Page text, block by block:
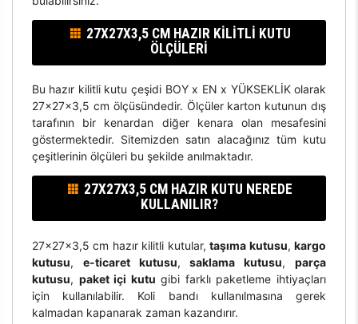
27X27X3,5 CM HAZIR KILITLI KUTU
ÖLÇÜLERI
Bu hazır kilitli kutu çeşidi BOY x EN x YÜKSEKLİK olarak
27x27x3,5 cm ölçüsündedir. Ölçüler karton kutunun dış
tarafının bir kenardan diğer kenara olan mesafesini
göstermektedir. Sitemizden satın alacağınız tüm kutu
çeşitlerinin ölçüleri bu şekilde anılmaktadır.
27X27X3,5 CM HAZIR KUTU NEREDE
KULLANILIR?
27x27x3,5 cm hazır kilitli kutular,taşıma kutusu,kargo
kutusu, e-ticaret kutusu,saklama kutusu,parça
kutusu, paket içi kutu gibi farklı paketleme ihtiyaçları
için kullanılabilir. Koli bandı kullanılmasına gerek
kalmadan kapanarak zaman kazandırır.